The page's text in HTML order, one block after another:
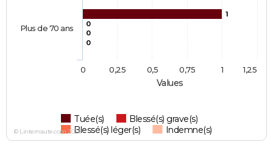
Values
1
0
0
0
Tuée(s)
Blessé(s) grave(s)
Blessé(s) léger(s)
Indemne(s)
Plus de 70 ans
0 1
0,25 0,5 0,75 1,25
© Linternaute.com 2026